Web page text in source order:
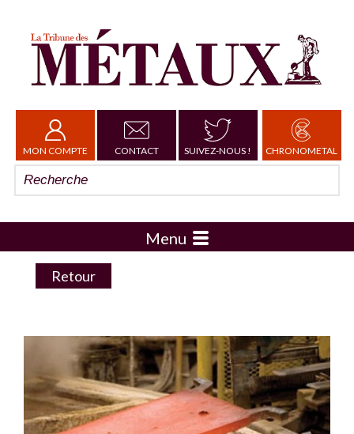
MON COMPTE CONTACT SUIVEZ-NOUS ! CHRONOMETAL
Menu
Retour